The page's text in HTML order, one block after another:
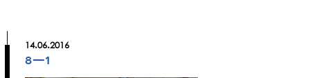
14.06.2016
8—1